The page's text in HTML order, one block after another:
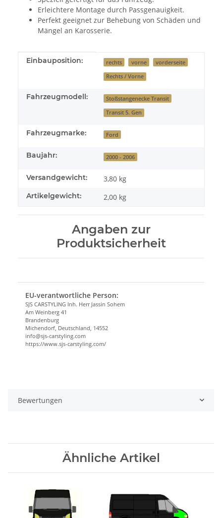
Erleichtere Montage durch Passgenauigkeit.
Perfekt geeignet zur Behebung von Schäden und
Mängel an Karosserie.
Produkteigenschaft
Wert
Einbauposition: rechts vorne vorderseite
Rechts / Vorne
Fahrzeugmodell: Stoßstangenecke Transit
Transit 5. Gen
Fahrzeugmarke: Ford
Baujahr: 2000 - 2006
Versandgewicht: 3,80 kg
Artikelgewicht: 2,00 kg
Angaben zur
Produktsicherheit
EU-verantwortliche Person:
SJS CARSTYLING Inh. Herr Jassin Sohem
Am Weinberg 41
Brandenburg
Michendorf, Deutschland, 14552
info@sjs-carstyling.com
https://www.sjs-carstyling.com/
Bewertungen
Ähnliche Artikel